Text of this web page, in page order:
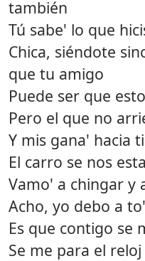
también
Tú sabe' lo que
Chica, siéndote
que tu amigo
Puede ser que
Pero el que no
Y mis gana' hacia
El carro se nos
Vamo' a chingar y
Acho, yo debo a
Es que contigo se
Se me para el reloj